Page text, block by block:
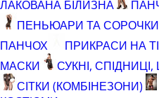
ЛАКОВАНА БІЛИЗНА
ПЕНЬЮАРИ ТА СОРОЧКИ
ПАНЧОХ
ПРИКРАСИ НА
МАСКИ
СУКНІ,
СІТКИ (КОМБІНЕЗОНИ)